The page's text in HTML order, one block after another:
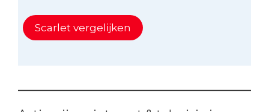
Scarlet vergelijken